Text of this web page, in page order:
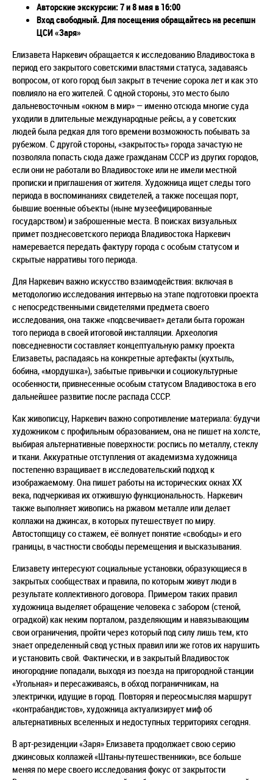
Авторские экскурсии: 7 и 8 мая в 16:00
Вход свободный. Для посещения обращайтесь на ресепшн
ЦСИ «Заря»
Елизавета Наркевич обращается к исследованию Владивостока в
период его закрытого советскими властями статуса, задаваясь
вопросом, от кого город был закрыт в течение сорока лет и как это
повлияло на его жителей. С одной стороны, это место было
дальневосточным «окном в мир» — именно отсюда многие суда
уходили в длительные международные рейсы, а у советских
людей была редкая для того времени возможность побывать за
рубежом. С другой стороны, «закрытость» города зачастую не
позволяла попасть сюда даже гражданам СССР из других городов,
если они не работали во Владивостоке или не имели местной
прописки и приглашения от жителя. Художница ищет следы того
периода в воспоминаниях свидетелей, а также посещая порт,
бывшие военные объекты (ныне музеефицированные
государством) и заброшенные места. В поисках визуальных
примет позднесоветского периода Владивостока Наркевич
намеревается передать фактуру города с особым статусом и
скрытые нарративы того периода.
Для Наркевич важно искусство взаимодействия: включая в
методологию исследования интервью на этапе подготовки проекта
с непосредственными свидетелями предмета своего
исследования, она также «подсвечивает» детали быта горожан
того периода в своей итоговой инсталляции. Археология
повседневности составляет концептуальную рамку проекта
Елизаветы, распадаясь на конкретные артефакты (кухтыль,
бобина, «мордушка»), забытые привычки и социокультурные
особенности, привнесенные особым статусом Владивостока в его
дальнейшее развитие после распада СССР.
Как живописцу, Наркевич важно сопротивление материала: будучи
художником с профильным образованием, она не пишет на холсте,
выбирая альтернативные поверхности: роспись по металлу, стеклу
и ткани. Аккуратные отступления от академизма художница
постепенно взращивает в исследовательский подход к
изображаемому. Она пишет работы на исторических окнах XX
века, подчеркивая их отжившую функциональность. Наркевич
также выполняет живопись на ржавом металле или делает
коллажи на джинсах, в которых путешествует по миру.
Автостопщицу со стажем, её волнует понятие «свободы» и его
границы, в частности свободы перемещения и высказывания.
Елизавету интересуют социальные установки, образующиеся в
закрытых сообществах и правила, по которым живут люди в
результате коллективного договора. Примером таких правил
художница выделяет обращение человека с забором (стеной,
оградкой) как неким порталом, разделяющим и навязывающим
свои ограничения, пройти через который под силу лишь тем, кто
знает определенный свод устных правил или же готов их нарушить
и установить свой. Фактически, и в закрытый Владивосток
иногородние попадали, выходя из поезда на пригородной станции
«Угольная» и пересаживаясь, в обход пограничникам, на
электрички, идущие в город. Повторяя и переосмысляя маршрут
«контрабандистов», художница актуализирует миф об
альтернативных вселенных и недоступных территориях сегодня.
В арт-резиденции «Заря» Елизавета продолжает свою серию
джинсовых коллажей «Штаны-путешественники», все больше
меняя по мере своего исследования фокус от закрытости